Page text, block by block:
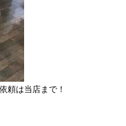
頼は当店まで！